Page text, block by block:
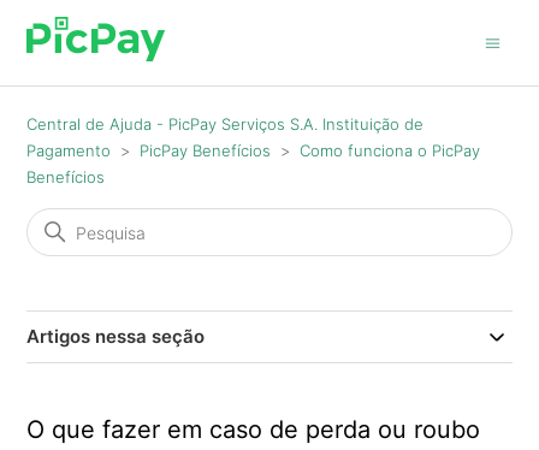
Central de Ajuda - PicPay Serviços S.A. Instituição de
Pagamento
PicPay Benefícios
Como funciona o PicPay
Benefícios
Artigos nessa seção
O que fazer em caso de perda ou roubo